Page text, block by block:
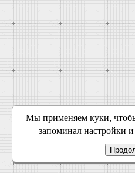
Мы применяем куки,
запоминал настройки